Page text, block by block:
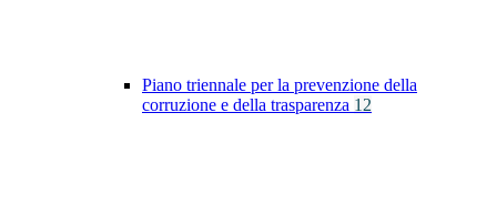
Piano triennale per la prevenzione della
corruzione e della trasparenza 12